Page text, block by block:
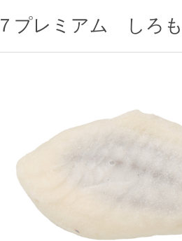
７プレミアム しろ